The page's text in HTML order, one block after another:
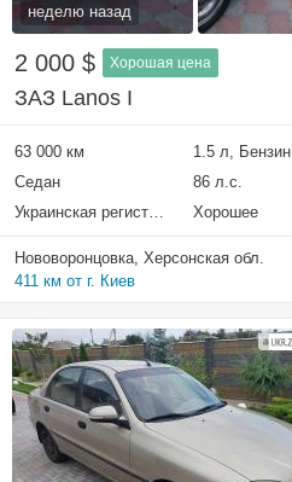
неделю назад
2 000 $ Хорошая цена
ЗАЗ Lanos I
63 000 км 1.5 л, Бензин
Седан
86 л.с.
Украинская регистрация
Хорошее
Нововоронцовка, Херсонская обл.
411 км от г. Киев